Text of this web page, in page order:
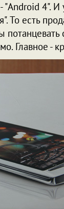
4".
То есть
Главное -